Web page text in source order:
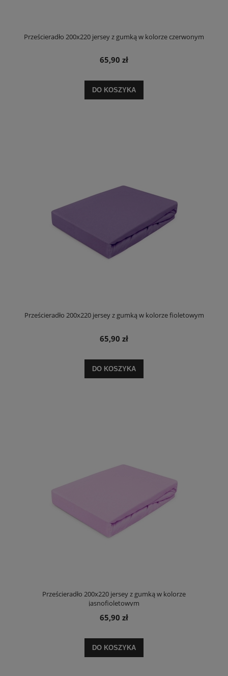
Prześcieradło 200x220 jersey z gumką w kolorze czerwonym
65,90 zł
DO KOSZYKA
Prześcieradło 200x220 jersey z gumką w kolorze fioletowym
65,90 zł
DO KOSZYKA
Prześcieradło 200x220 jersey z gumką w kolorze
jasnofioletowym
65,90 zł
DO KOSZYKA